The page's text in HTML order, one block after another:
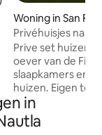
Woning in San
Privéhuisjes
Prive set huizen
oever van de
slaapkamers en 6
huizen. Eigen
kajakken,
vissen.. U kunt genieten van de stranden
en restaurants
in